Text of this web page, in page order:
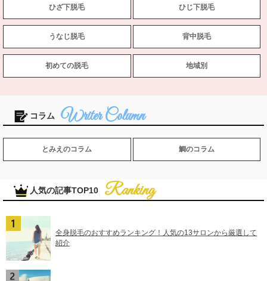
ひざ下脱毛 ひじ下脱毛
うなじ脱毛 背中脱毛
初めての脱毛 地域別
コラム
とみえのコラム 鯛のコラム
人気の記事TOP10
全身脱毛のおすすめランキング！人気の13サロンから厳選して
紹介